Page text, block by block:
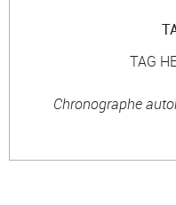
TAG
Chronographe